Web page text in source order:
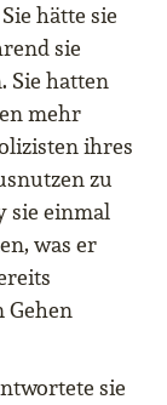
hätte sie
sie
Sie hatten
mehr
ihres
zu
sie einmal
was er
Gehen
sie